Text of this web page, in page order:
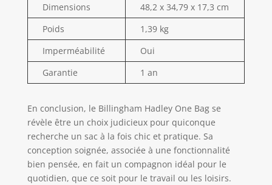
Dimensions
48,2 x 34,79 x 17,3 cm
Poids
1,39 kg
Imperméabilité
Oui
Garantie
1 an
En conclusion, le Billingham Hadley One Bag se
révèle être un choix judicieux pour quiconque
recherche un sac à la fois chic et pratique. Sa
conception soignée, associée à une fonctionnalité
bien pensée, en fait un compagnon idéal pour le
quotidien, que ce soit pour le travail ou les loisirs.